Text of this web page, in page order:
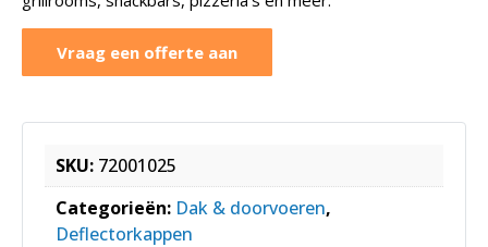
Vraag een offerte aan
SKU: 72001025
Categorieën: Dak & doorvoeren,
Deflectorkappen